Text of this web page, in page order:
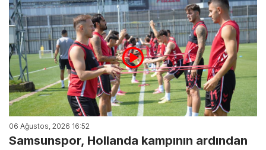
06 Ağustos, 2026 16:52
Samsunspor, Hollanda kampının ardından